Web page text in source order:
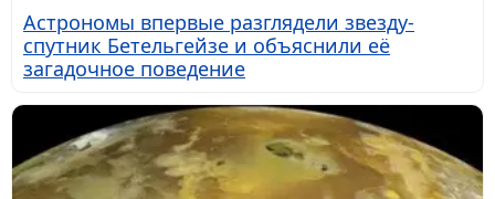
Астрономы впервые разглядели звезду-
спутник Бетельгейзе и объяснили её
загадочное поведение